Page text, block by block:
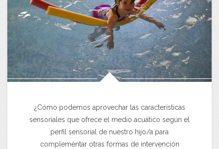
¿Cómo podemos aprovechar las características
sensoriales que ofrece el medio acuático según el
perfil sensorial de nuestro hijo/a para
complementar otras formas de intervención